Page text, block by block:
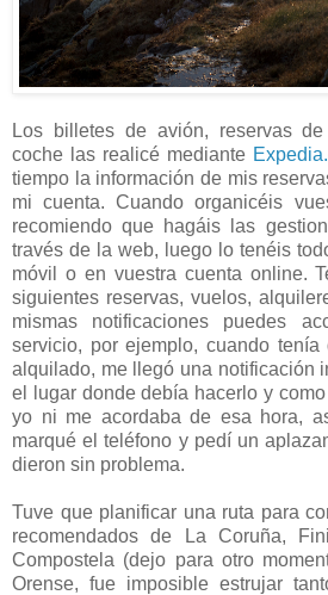
Los billetes de avión, reservas
coche las realicé mediante
tiempo la información de mis
mi cuenta. Cuando organicéis
recomiendo que hagáis las
través de la web, luego lo tenéis
móvil o en vuestra cuenta online.
siguientes reservas, vuelos,
mismas notificaciones puedes
servicio, por ejemplo, cuando
alquilado, me llegó una notificación
el lugar donde debía hacerlo y
yo ni me acordaba de esa hora,
marqué el teléfono y pedí un
dieron sin problema.
Tuve que planificar una ruta para
recomendados de La Coruña,
Compostela (dejo para otro
Orense, fue imposible estrujar